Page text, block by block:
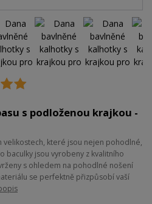
s podloženou krajkou -
velikostech, které jsou nejen pohodlné,
baculky jsou vyrobeny z kvalitního
s ohledem na pohodlné nošení
se perfektně přizpůsobí vaší